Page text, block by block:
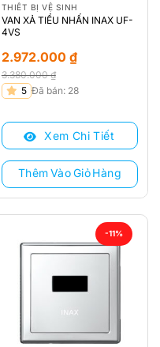
THIẾT BỊ VỆ SINH
VAN XẢ TIỂU NHẤN INAX UF-
4VS
3.380.000₫
Giá
là:
3.380.000 ₫.
2.972.000 ₫
Giá
tại
2.972.000 ₫.
5 Đã bán: 28
Xem Chi Tiết
Thêm Vào Giỏ Hàng
-11%